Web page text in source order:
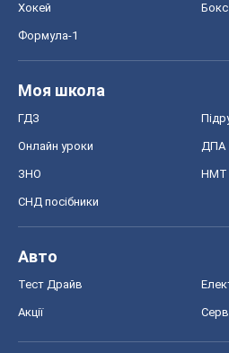
Хокей Бокс
Формула-1
Моя школа
ГДЗ
Онлайн уроки ДПА
ЗНО НМТ
СНД посібники
Авто
Тест Драйв
Акції